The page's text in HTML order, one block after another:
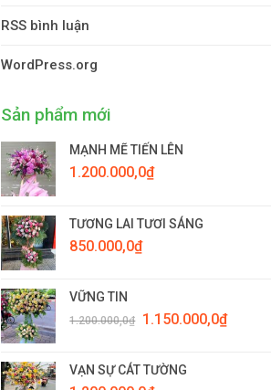
RSS bình luận
WordPress.org
Sản phẩm mới
MẠNH MẼ TIẾN LÊN
1.200.000,0₫
TƯƠNG LAI TƯƠI SÁNG
850.000,0₫
VỮNG TIN
1.200.000,0₫
Giá
1.200.000,0₫.
1.150.000,0₫Giá
VẠN SỰ CÁT TƯỜNG